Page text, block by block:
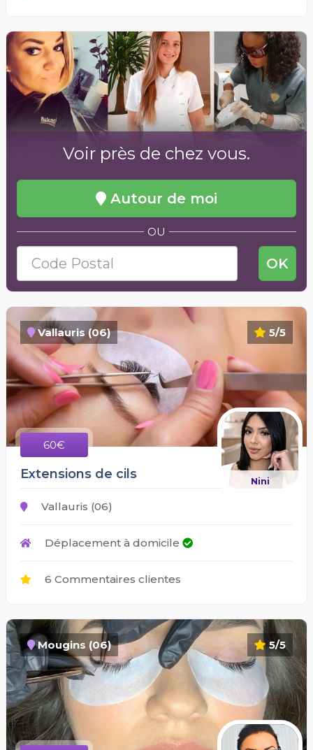
Voir près de chez vous.
Autour de moi
OU
OK
5/5
Vallauris (06)
60€
Nini
Extensions de cils
Vallauris (06)
Déplacement à domicile
6 Commentaires clientes
5/5
Mougins (06)